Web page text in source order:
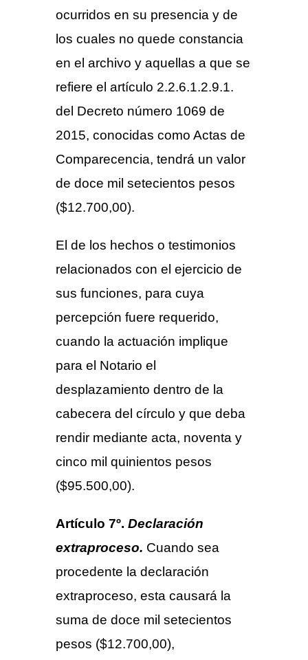
ocurridos en su presencia y de
los cuales no quede constancia
en el archivo y aquellas a que se
refiere el artículo 2.2.6.1.2.9.1.
del Decreto número 1069 de
2015, conocidas como Actas de
Comparecencia, tendrá un valor
de doce mil setecientos pesos
($12.700,00).
El de los hechos o testimonios
relacionados con el ejercicio de
sus funciones, para cuya
percepción fuere requerido,
cuando la actuación implique
para el Notario el
desplazamiento dentro de la
cabecera del círculo y que deba
rendir mediante acta, noventa y
cinco mil quinientos pesos
($95.500,00).
Artículo 7º. Declaración
extraproceso. Cuando sea
procedente la declaración
extraproceso, esta causará la
suma de doce mil setecientos
pesos ($12.700,00),